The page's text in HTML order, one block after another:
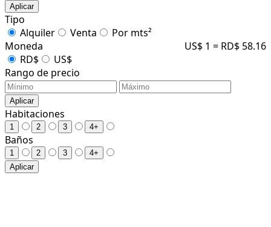
Aplicar
Tipo
Alquiler
Venta
Por mts²
Moneda
US$ 1 = RD$ 58.16
RD$
US$
Rango de precio
Aplicar
Habitaciones
1 2 3 4+
Baños
1 2 3
4+
Aplicar